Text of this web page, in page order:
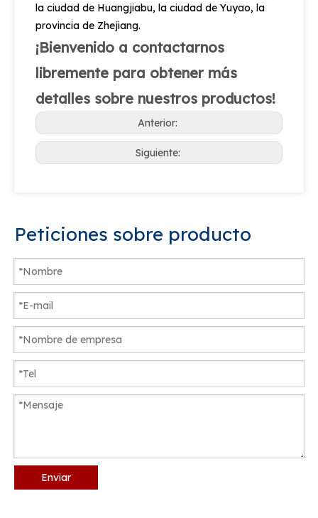
la ciudad de Huangjiabu, la ciudad de Yuyao, la
provincia de Zhejiang.
¡Bienvenido a contactarnos
libremente para obtener más
detalles sobre nuestros productos!
Anterior:
Siguiente:
Peticiones sobre producto
Enviar